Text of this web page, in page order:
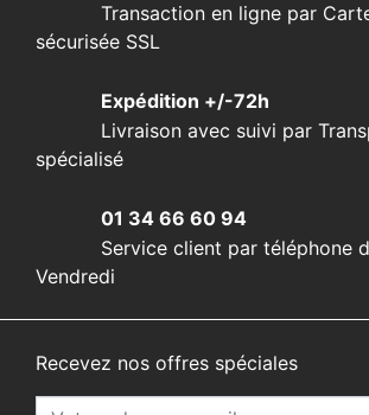
Transaction en ligne par
sécurisée SSL
Expédition +/-72h
Livraison avec suivi par
spécialisé
01 34 66 60 94
Service client par téléphone
Vendredi
Recevez nos offres spéciales